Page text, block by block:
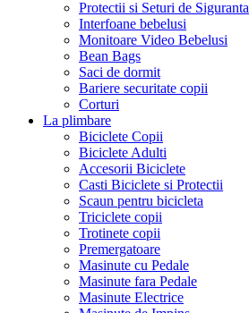
Protectii si Seturi de Siguranta
Interfoane bebelusi
Monitoare Video Bebelusi
Bean Bags
Saci de dormit
Bariere securitate copii
Corturi
La plimbare
Biciclete Copii
Biciclete Adulti
Accesorii Biciclete
Casti Biciclete si Protectii
Scaun pentru bicicleta
Triciclete copii
Trotinete copii
Premergatoare
Masinute cu Pedale
Masinute fara Pedale
Masinute Electrice